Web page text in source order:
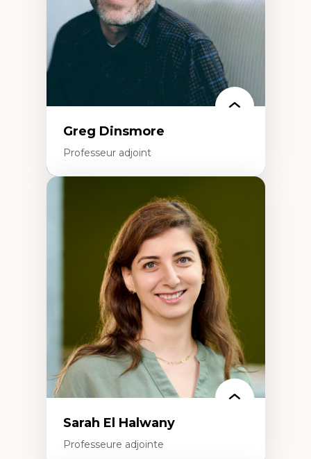
francophone minoritaire
Identité linguistique et culturelle
Recherche-action et approches
participatives
Leadership éducatif et pratiques réflexives
Éducation durable et bien-être en
Greg Dinsmore
Professeur adjoint
Fragmentation des auditoires médiatiques
Analyse multi-plateforme des auditoires
médiatiques
Analyse des comportements numériques à
travers les données massives et l’IA
Recherche quantitative et qualitative sur
les auditoires médiatiques
Épistémologie des techniques de recherche
numérique et l’IA
Théorie des droits de la personne
La pensée politique d’Hannah Arendt
La pensée politique à l’ère numérique
Justice internationale et normes
internationales
Sarah El Halwany
Professeure adjointe